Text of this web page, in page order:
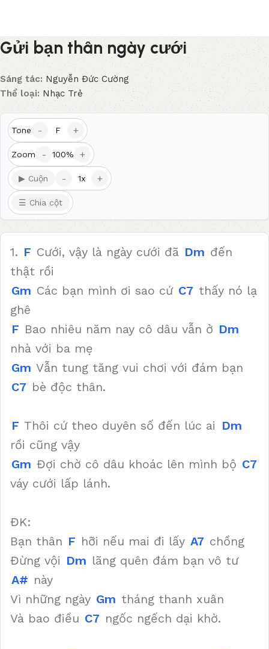
Gửi bạn thân ngày cưới
Sáng tác: Nguyễn Đức Cường
Thể loại: Nhạc Trẻ
Tone - F +
Zoom - 100% +
▶ Cuộn - 1x +
☰ Chia cột
1. F Cưới, vậy là ngày cưới đã Dm đến
thật rồi
Gm Các bạn mình ơi sao cứ C7 thấy nó lạ
ghê
F Bao nhiêu năm nay cô dâu vẫn ở Dm
nhà với ba mẹ
Gm Vẫn tung tăng vui chơi với đám bạn
C7 bè độc thân.
F Thôi cứ theo duyên số đến lúc ai Dm
rồi cũng vậy
Gm Đợi chờ cô dâu khoác lên mình bộ C7
váy cưới lấp lánh.
ĐK:
Bạn thân F hỡi nếu mai đi lấy A7 chồng
Đừng vội Dm lãng quên đám bạn vô tư
A# này
Vì những ngày Gm tháng thanh xuân
Và bao điều C7 ngốc ngếch dại khờ.